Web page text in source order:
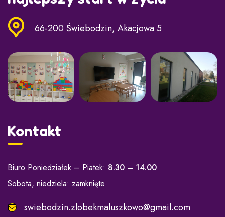
66-200 Świebodzin, Akacjowa 5
Kontakt
Biuro Poniedziałek – Piatek: 8.30 – 14.00
Sobota, niedziela: zamknięte
swiebodzin.zlobekmaluszkowo@gmail.com